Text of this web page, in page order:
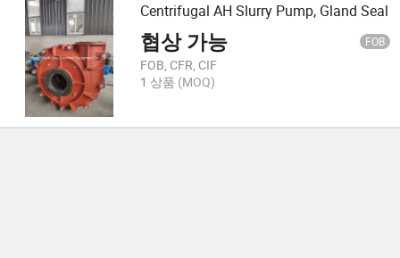
Centrifugal AH Slurry Pump, Gland Seal
협상 가능 FOB
FOB, CFR, CIF
1 상품 (MOQ)